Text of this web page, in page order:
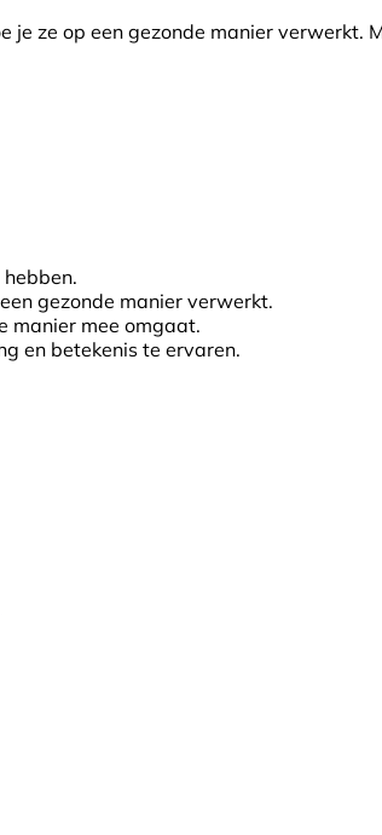
ze op een gezonde manier
gezonde manier verwerkt.
manier mee omgaat.
en betekenis te ervaren.